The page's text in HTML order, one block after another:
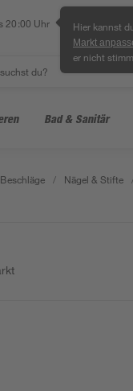
20:00 Uhr Hier kannst
Markt
er nicht
Bad & Sanitär
/ Nägel & Stifte